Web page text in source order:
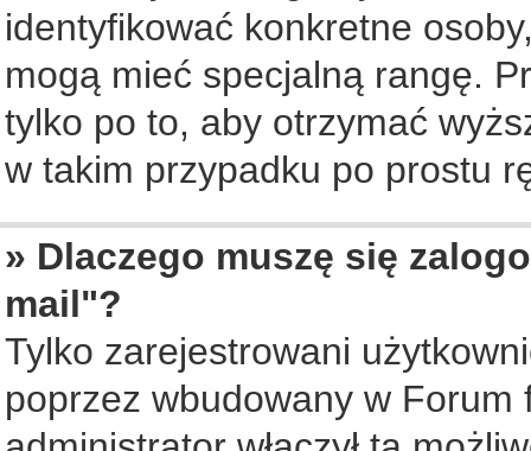
identyfikować konkretne
mogą mieć specjalną rangę.
tylko po to, aby otrzymać
w takim przypadku po prostu
» Dlaczego muszę się
mail"?
Tylko zarejestrowani
poprzez wbudowany w Forum